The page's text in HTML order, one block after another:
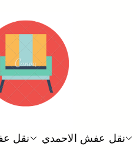
نقل عفش الاحمدي نقل